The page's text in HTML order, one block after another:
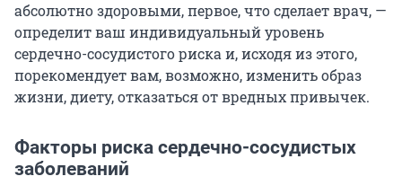
абсолютно здоровыми, первое, что сделает врач, —
определит ваш индивидуальный уровень
сердечно-сосудистого риска и, исходя из этого,
порекомендует вам, возможно, изменить образ
жизни, диету, отказаться от вредных привычек.
Факторы риска сердечно-сосудистых
заболеваний